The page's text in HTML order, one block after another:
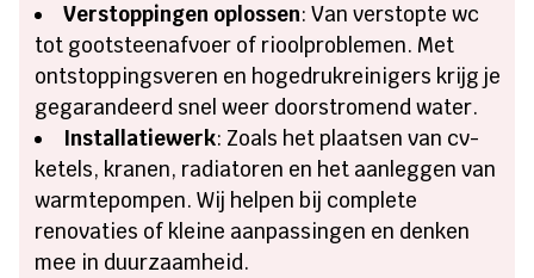
Verstoppingen oplossen: Van verstopte wc
tot gootsteenafvoer of rioolproblemen. Met
ontstoppingsveren en hogedrukreinigers krijg je
gegarandeerd snel weer doorstromend water.
Installatiewerk: Zoals het plaatsen van cv-
ketels, kranen, radiatoren en het aanleggen van
warmtepompen. Wij helpen bij complete
renovaties of kleine aanpassingen en denken
mee in duurzaamheid.